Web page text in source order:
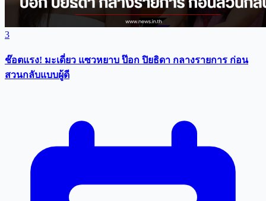
3
ช๊อตแรง! มะเดี่ยว แซวหยาบ ป๊อก ปิยธิดา กลางรายการ ก่อน
สวนกลับแบบผู้ดี